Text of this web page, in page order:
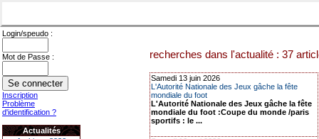
Login/speudo :
Mot de Passe :
Inscription
Problème
d'identification ?
Actualités
recherches dans l'actualité : 37
Samedi 13 juin 2026
L'Autorité Nationale des Jeux gâche la fête
mondiale du foot
L'Autorité Nationale des Jeux gâche la fête
mondiale du foot :Coupe du monde /paris
sportifs : le ...